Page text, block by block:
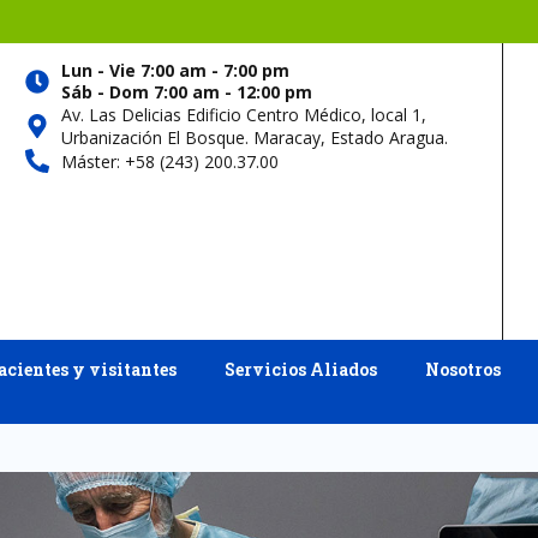
Lun - Vie 7:00 am - 7:00 pm
Sáb - Dom 7:00 am - 12:00 pm
Av. Las Delicias Edificio Centro Médico, local 1,
Urbanización El Bosque. Maracay, Estado Aragua.
Máster: +58 (243) 200.37.00
y visitantes Servicios Aliados Nosotros